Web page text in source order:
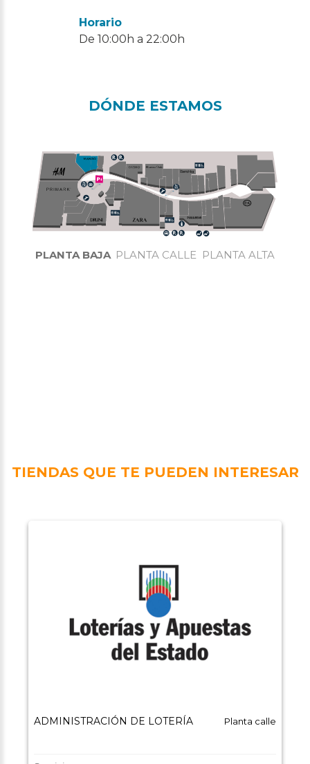
Horario
De 10:00h a 22:00h
DÓNDE ESTAMOS
PLANTA BAJA PLANTA CALLE PLANTA ALTA
TIENDAS QUE TE PUEDEN INTERESAR
ADMINISTRACIÓN DE LOTERÍA Planta calle